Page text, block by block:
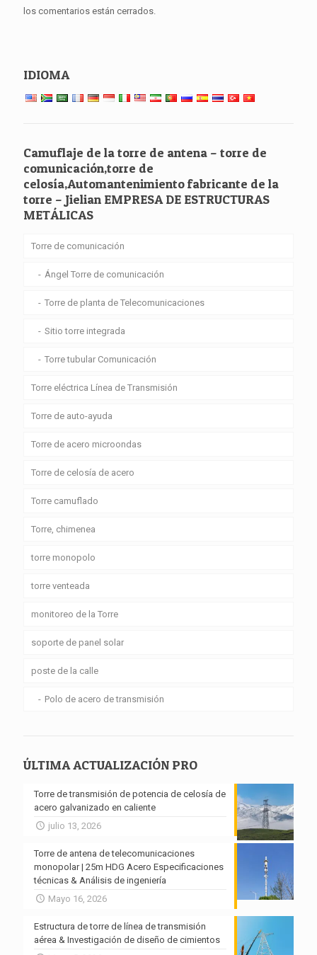
los comentarios están cerrados.
IDIOMA
Camuflaje de la torre de antena – torre de
comunicación,torre de
celosía,Automantenimiento fabricante de la
torre – Jielian EMPRESA DE ESTRUCTURAS
METÁLICAS
Torre de comunicación
Ángel Torre de comunicación
Torre de planta de Telecomunicaciones
Sitio torre integrada
Torre tubular Comunicación
Torre eléctrica Línea de Transmisión
Torre de auto-ayuda
Torre de acero microondas
Torre de celosía de acero
Torre camuflado
Torre, chimenea
torre monopolo
torre venteada
monitoreo de la Torre
soporte de panel solar
poste de la calle
Polo de acero de transmisión
ÚLTIMA ACTUALIZACIÓN PRO
Torre de transmisión de potencia de celosía de
acero galvanizado en caliente
julio 13, 2026
Torre de antena de telecomunicaciones
monopolar | 25m HDG Acero Especificaciones
técnicas & Análisis de ingeniería
Mayo 16, 2026
Estructura de torre de línea de transmisión
aérea & Investigación de diseño de cimientos